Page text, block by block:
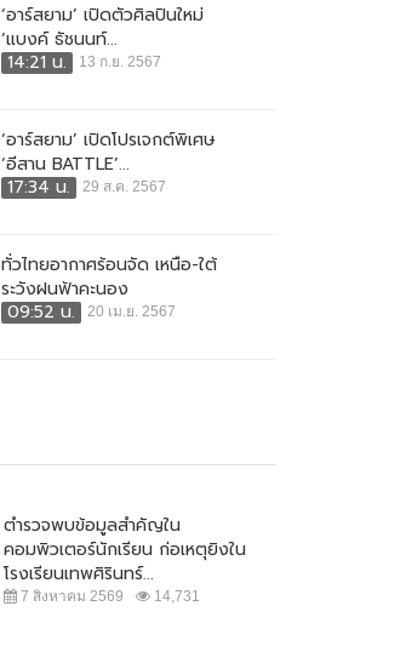
‘อาร์สยาม’ เปิดตัวศิลปินใหม่
‘แบงค์ ธัชนนท์...
14:21 น.
13 ก.ย. 2567
‘อาร์สยาม’ เปิดโปรเจกต์พิเศษ
‘อีสาน BATTLE’...
17:34 น.
29 ส.ค. 2567
ทั่วไทยอากาศร้อนจัด เหนือ-ใต้
ระวังฝนฟ้าคะนอง
09:52 น.
20 เม.ย. 2567
ตำรวจพบข้อมูลสำคัญใน
คอมพิวเตอร์นักเรียน ก่อเหตุยิงใน
โรงเรียนเทพศิรินทร์...
7 สิงหาคม 2569 14,731